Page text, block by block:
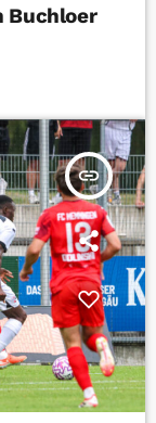
Buchloer
insert_link